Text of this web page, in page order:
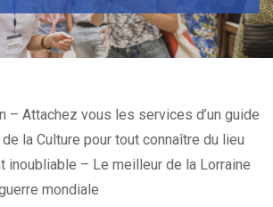
– Attachez vous les services d’un guide
la Culture pour tout connaître du lieu
inoubliable – Le meilleur de la Lorraine
mondiale